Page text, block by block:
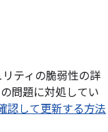
ティの脆弱性の詳
問題に対処してい
認して更新する方法